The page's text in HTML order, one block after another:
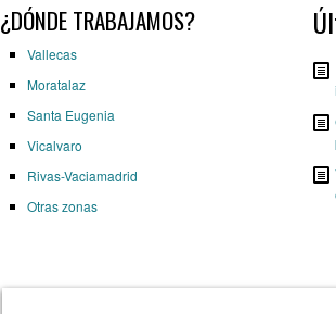
¿DÓNDE TRABAJAMOS?
Vallecas
Moratalaz
Santa Eugenia
Vicalvaro
Rivas-Vaciamadrid
Otras zonas